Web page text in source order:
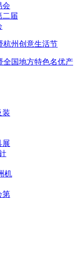
会
二届
杭州创意生活节
全国地方特色名优产
装
展
机
第